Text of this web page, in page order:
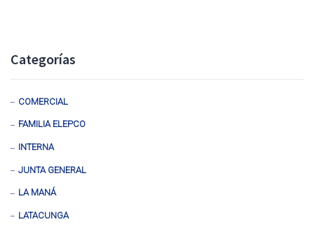
Categorías
COMERCIAL
FAMILIA ELEPCO
INTERNA
JUNTA GENERAL
LA MANÁ
LATACUNGA